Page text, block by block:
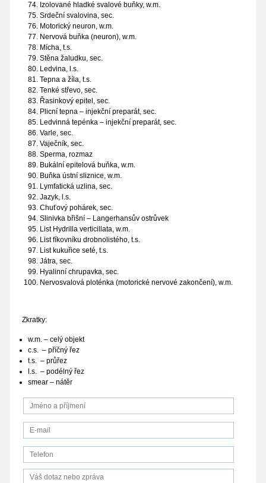
Izolované hladké svalové buňky, w.m.
Srdeční svalovina, sec.
Motorický neuron, w.m.
Nervová buňka (neuron), w.m.
Mícha, t.s.
Stěna žaludku, sec.
Ledvina, l.s.
Tepna a žíla, t.s.
Tenké střevo, sec.
Řasinkový epitel, sec.
Plicní tepna – injekční preparát, sec.
Ledvinná tepénka – injekční preparát, sec.
Varle, sec.
Vaječník, sec.
Sperma, rozmaz
Bukální epitelová buňka, w.m.
Buňka ústní sliznice, w.m.
Lymfatická uzlina, sec.
Jazyk, l.s.
Chuťový pohárek, sec.
Slinivka břišní – Langerhansův ostrůvek
List Hydrilla verticillata, w.m.
List fíkovníku drobnolistého, t.s.
List kukuřice seté, t.s.
Játra, sec.
Hyalinní chrupavka, sec.
Nervosvalová ploténka (motorické nervové zakončení), w.m.
Zkratky:
w.m. – celý objekt
c.s. – příčný řez
t.s. – průřez
l.s. – podélný řez
smear – nátěr